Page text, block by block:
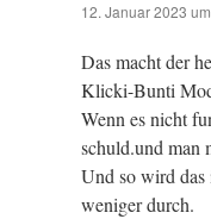
12. Januar 2023
Das macht der
Klicki-Bunti
Wenn es nicht
schuld.und man
Und so wird
weniger durch.